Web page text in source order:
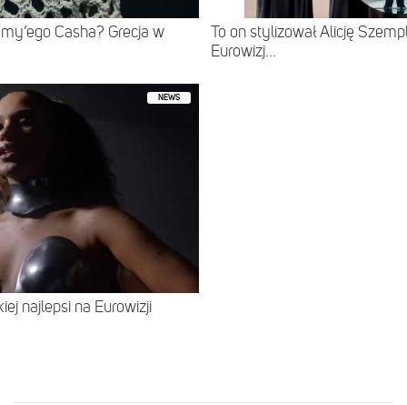
Casha? Grecja w
To on stylizował Alicję
Eurowizj...
NEWS
najlepsi na Eurowizji